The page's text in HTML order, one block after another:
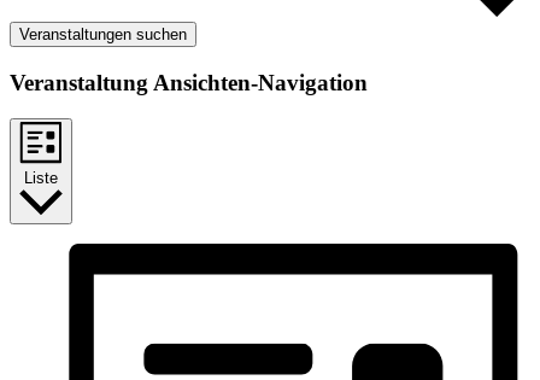
Veranstaltungen suchen
Veranstaltung Ansichten-Navigation
Liste